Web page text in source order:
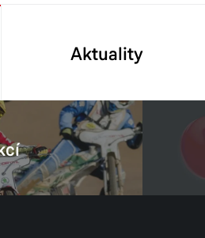
Aktuality